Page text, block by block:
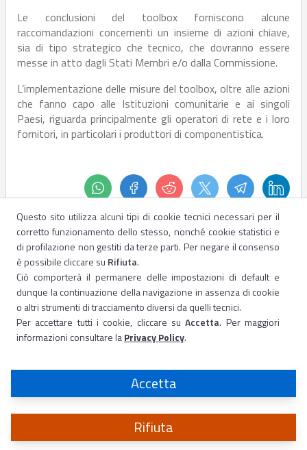
Le conclusioni del toolbox forniscono alcune
raccomandazioni concernenti un insieme di azioni chiave,
sia di tipo strategico che tecnico, che dovranno essere
messe in atto dagli Stati Membri e/o dalla Commissione.
L’implementazione delle misure del toolbox, oltre alle azioni
che fanno capo alle Istituzioni comunitarie e ai singoli
Paesi, riguarda principalmente gli operatori di rete e i loro
fornitori, in particolari i produttori di componentistica.
Questo sito utilizza alcuni tipi di cookie tecnici necessari per il
corretto funzionamento dello stesso, nonché cookie statistici e
di profilazione non gestiti da terze parti. Per negare il consenso
è possibile cliccare su Rifiuta.
Ciò comporterà il permanere delle impostazioni di default e
dunque la continuazione della navigazione in assenza di cookie
o altri strumenti di tracciamento diversi da quelli tecnici.
Per accettare tutti i cookie, cliccare suAccetta. Per maggiori
informazioni consultare laPrivacy Policy.
Accetta
Rifiuta